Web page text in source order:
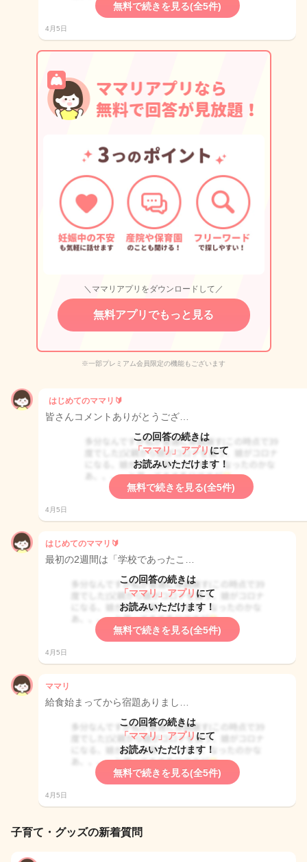
無料で続きを見る(全5件)
4月5日
＼ママリアプリをダウンロードして／
無料アプリでもっと見る
※一部プレミアム会員限定の機能もございます
はじめてのママリ🔰
皆さんコメントありがとうござ…
この回答の続きは
「ママリ」アプリ にて
お読みいただけます！
無料で続きを見る(全5件)
4月5日
はじめてのママリ🔰
最初の2週間は「学校であったこ…
この回答の続きは
「ママリ」アプリ にて
お読みいただけます！
無料で続きを見る(全5件)
4月5日
ママリ
給食始まってから宿題ありまし…
この回答の続きは
「ママリ」アプリ にて
お読みいただけます！
無料で続きを見る(全5件)
4月5日
子育て・グッズの新着質問